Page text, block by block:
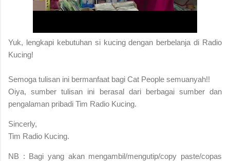
Yuk, lengkapi kebutuhan si kucing dengan berbelanja di Radio
Kucing!
Semoga tulisan ini bermanfaat bagi Cat People semuanyah!!
Oiya, sumber tulisan ini berasal dari berbagai sumber dan
pengalaman pribadi Tim Radio Kucing.
Sincerly,
Tim Radio Kucing.
NB : Bagi yang akan mengambil/mengutip/copy paste/copas